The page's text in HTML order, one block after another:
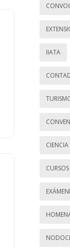
IIATA
CURSOS